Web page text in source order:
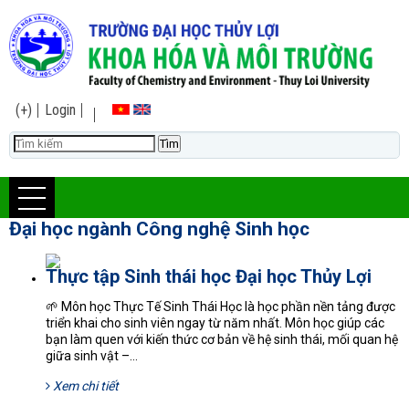
(+) Login
Đại học ngành Công nghệ Sinh học
Thực tập Sinh thái học Đại học Thủy Lợi
🌱 Môn học Thực Tế Sinh Thái Học là học phần nền tảng được
triển khai cho sinh viên ngay từ năm nhất. Môn học giúp các
bạn làm quen với kiến thức cơ bản về hệ sinh thái, mối quan hệ
giữa sinh vật –...
Xem chi tiết